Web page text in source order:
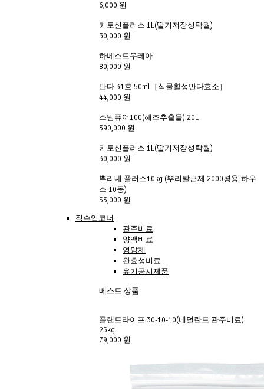
6,000 원
키토신플러스 1L(딸기저장성탁월)
30,000 원
하베스트우레아
80,000 원
만다 31호 50ml［식물활성만다효소］
44,000 원
스팀퓨어100(해조추출물) 20L
390,000 원
키토신플러스 1L(딸기저장성탁월)
30,000 원
뿌리네 플러스10kg (뿌리발근제 2000평용-하우
스 10동)
53,000 원
직수입코너
관주비료
양액비료
영양제
완효성비료
유기공시제품
베스트 상품
플랜트라이프 30-10-10(네덜란드 관주비료)
25kg
79,000 원